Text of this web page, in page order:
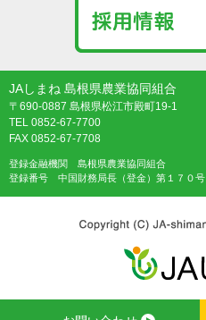
JAしまね 島根県農業協同組合
〒690-0887 島根県松江市殿町19-1
TEL 0852-67-7700
FAX 0852-67-7708
登録金融機関 島根県農業協同組合
登録番号 中国財務局長（登金）第１７０号